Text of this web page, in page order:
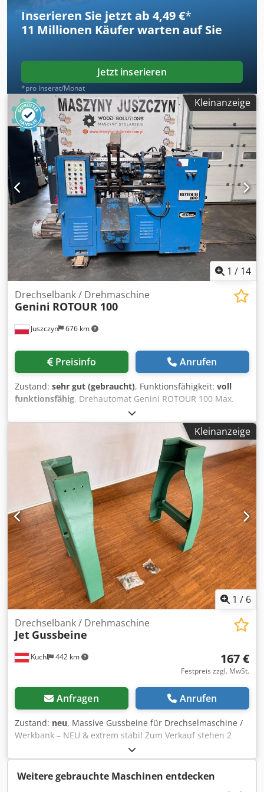
Inserieren Sie jetzt ab 4,49 €*
11 Millionen Käufer warten auf Sie
Jetzt inserieren
*pro Inserat/Monat
Kleinanzeige
1 / 14
Juszczyn 676 km
Drechselbank / Drehmaschine
Genini ROTOUR 100
Preisinfo Anrufen
Zustand: sehr gut (gebraucht), Funktionsfähigkeit: voll
funktionsfähig, Drehautomat Genini ROTOUR 100 Max.
Arbeitslänge: 300 mm Max. Drehdurchmesser rund Ø 140
mm, vierkant 100×100 mm Spindelmotor: 15 PS
Spindeldrehzahlen: 2050-2800-4100-5600 U/min
Pumpenmotor: 3 PS Schleifmotor: 0,5 PS Djdpoy R Abxsfx
Ag Rsck
Kleinanzeige
1 / 6
Kuchl 442 km
Drechselbank / Drehmaschine
Jet Gussbeine
167 €
Festpreis zzgl. MwSt.
Anfragen Anrufen
Zustand: neu, Massive Gussbeine für Drechselmaschine /
Werkbank – NEU & extrem stabil Zum Verkauf stehen 2
schwere, hochwertige Gussbeine als perfekter Unterbau
für Drechselmaschinen, Werkbänke oder andere
Maschinen. Die massive Bauweise sorgt für höchste
Stabilität und minimale Vibrationen – ideal für präzises
Weitere gebrauchte Maschinen entdecken